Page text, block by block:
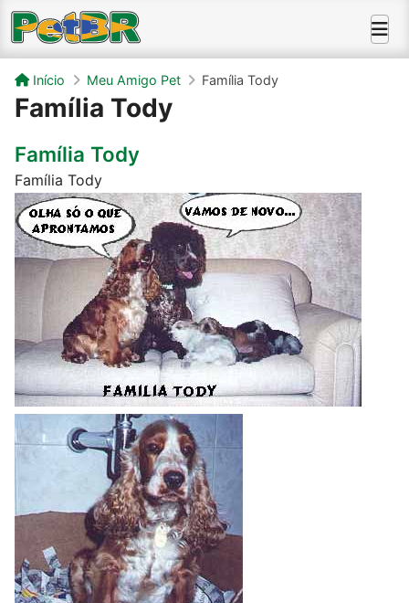
Início Meu Amigo Pet Família Tody
Família Tody
Família Tody
Família Tody